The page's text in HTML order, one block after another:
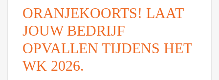
ORANJEKOORTS! LAAT
JOUW BEDRIJF
OPVALLEN TIJDENS HET
WK 2026.